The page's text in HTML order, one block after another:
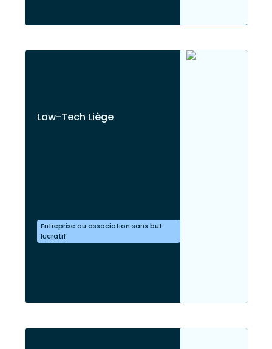
Low-Tech Liège
Entreprise ou association sans but
lucratif